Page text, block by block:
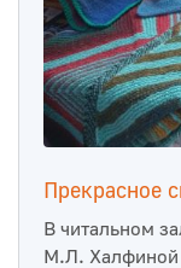
Прекрасное
В читальном
М.Л. Халфиной